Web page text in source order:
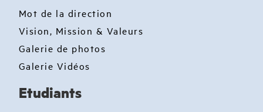
Mot de la direction
Vision, Mission & Valeurs
Galerie de photos
Galerie Vidéos
Etudiants